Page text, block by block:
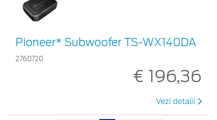
Pioneer* Subwoofer TS-WX140DA
2760720
€ 196,36
Vezi detalii